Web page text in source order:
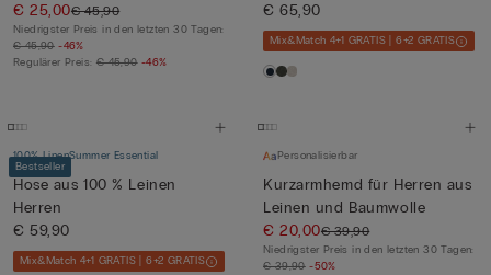
€ 25,00€ 45,90
Niedrigster Preis in den letzten 30 Tagen:
€ 45,90 -46%
Regulärer Preis: € 45,90 -46%
€ 65,90
Mix&Match 4+1 GRATIS | 6+2 GRATIS
Bestseller
100% LinenSummer Essential
Hose aus 100 % Leinen
Herren
€ 59,90
Mix&Match 4+1 GRATIS | 6+2 GRATIS
Personalisierbar
Kurzarmhemd für Herren aus
Leinen und Baumwolle
€ 20,00€ 39,90
Niedrigster Preis in den letzten 30 Tagen:
€ 39,90 -50%